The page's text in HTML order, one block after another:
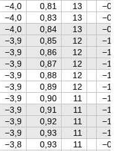
−4,0 0,81 13
−0,6
−4,0 0,83 13
−0,7
−4,0 0,84 13
−0,8
−3,9 0,85 12
−1,0
−3,9 0,86 12
−1,1
−3,9 0,87 12
−1,2
−3,9 0,88 12
−1,3
−3,9 0,89 12
−1,3
−3,9 0,90 11
−1,2
−3,9 0,91 11
−1,2
−3,9 0,92 11
−1,1
−3,9 0,93 11
−1,0
−3,8 0,93 11
−0,9